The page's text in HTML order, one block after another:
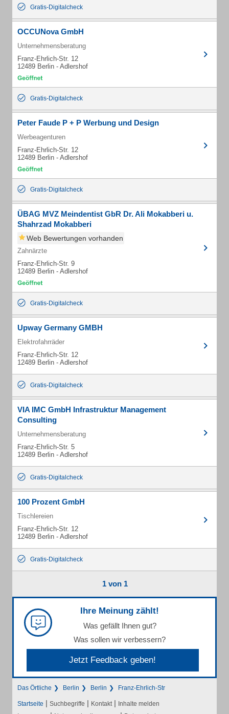
Gratis-Digitalcheck
OCCUNova GmbH
Unternehmensberatung
Franz-Ehrlich-Str. 12
12489 Berlin - Adlershof
Gratis-Digitalcheck
Peter Faude P + P Werbung und Design
Werbeagenturen
Franz-Ehrlich-Str. 12
12489 Berlin - Adlershof
Gratis-Digitalcheck
ÜBAG MVZ Meindentist GbR Dr. Ali Mokabberi u.
Shahrzad Mokabberi
Web Bewertungen vorhanden
Zahnärzte
Franz-Ehrlich-Str. 9
12489 Berlin - Adlershof
Gratis-Digitalcheck
Upway Germany GMBH
Elektrofahrräder
Franz-Ehrlich-Str. 12
12489 Berlin - Adlershof
Gratis-Digitalcheck
VIA IMC GmbH Infrastruktur Management
Consulting
Unternehmensberatung
Franz-Ehrlich-Str. 5
12489 Berlin - Adlershof
Gratis-Digitalcheck
100 Prozent GmbH
Tischlereien
Franz-Ehrlich-Str. 12
12489 Berlin - Adlershof
Gratis-Digitalcheck
1 von 1
Ihre Meinung zählt!
Was gefällt Ihnen gut?
Was sollen wir verbessern?
Jetzt Feedback geben!
Das Örtliche Berlin Berlin Franz-Ehrlich-Str
Startseite | Suchbegriffe | Kontakt | Inhalte melden